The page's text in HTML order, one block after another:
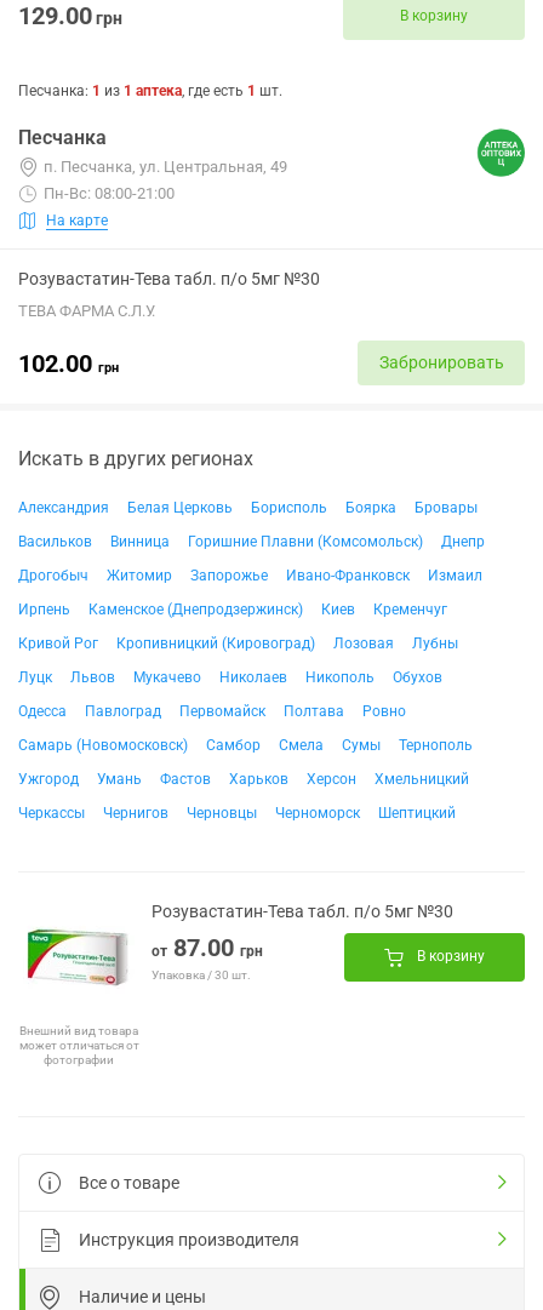
129.00грн В корзину
Песчанка: 1 из 1 аптека, где есть 1 шт.
Песчанка
п. Песчанка, ул. Центральная, 49
Пн-Вс: 08:00-21:00
На карте
Розувастатин-Тева табл. п/о 5мг №30
ТЕВА ФАРМА С.Л.У.
102.00 грн Забронировать
Искать в других регионах
Александрия Белая Церковь Борисполь Боярка
Бровары
Васильков
Винница Горишние Плавни (Комсомольск)
Днепр
Дрогобыч
Житомир Запорожье Ивано-Франковск
Измаил
Ирпень
Каменское (Днепродзержинск) Киев
Кременчуг
Кривой Рог
Кропивницкий (Кировоград) Лозовая
Лубны
Луцк
Львов Мукачево Николаев Никополь
Обухов
Одесса
Павлоград Первомайск Полтава
Ровно
Самарь (Новомосковск)
Самбор Смела Сумы
Тернополь
Ужгород
Умань Фастов Харьков Херсон
Хмельницкий
Черкассы
Чернигов Черновцы Черноморск Шептицкий
Внешний вид товара
может отличаться от
фотографии
Розувастатин-Тева табл. п/о 5мг №30
от 87.00 грн
Упаковка / 30 шт.
В корзину
Все о товаре
Инструкция производителя
Наличие и цены